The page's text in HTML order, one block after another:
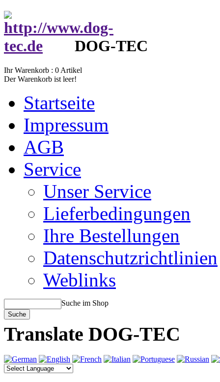
DOG-TEC
Ihr Warenkorb : 0 Artikel
Der Warenkorb ist leer!
Startseite
Impressum
AGB
Service
Unser Service
Lieferbedingungen
Ihre Bestellungen
Datenschutzrichtlinien
Weblinks
Suche im Shop
Translate DOG-TEC